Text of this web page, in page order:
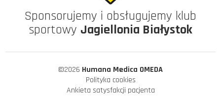
Sponsorujemy i obsługujemy klub
sportowy Jagiellonia Białystok
©2026 Humana Medica OMEDA
Polityka cookies
Ankieta satysfakcji pacjenta